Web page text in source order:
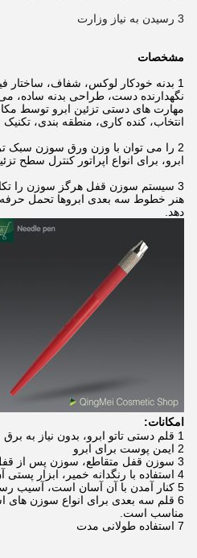
3 رسیدن به نیاز وزارت
مشخصات
1 بدنه خودکار لوکس، شفاف، ساختار
نگهدارنده دست، طراحی بدنه ساده، می
مهارت های دستی تزئین ابرو توسط
انتخاب، کنده کاری، منطقه بندی، تکنیک
2 را می توان با وزن ورق سوزن سبک
ابرو، برای انواع اپراتور کنترل سطح
3 سیستم سوزن قفل هرگز سوزن را
هنر خطوط سه بعدی ابروها تحمل
دهد.
امکانات:
1 قلم دستی تاتو ابرو، بدون نیاز به برق
2 ایمن پوست برای ابرو
3 سوزن قفل متقاطع، سوزن پس از قفل شدن تکان نمی خورد
4 استفاده با رنگدانه خمیر، ابزار پستی آن در عمل ابرو.
5 کنار آمدن با آن آسان است، آسیب رساندن به آن آسان نیست.
6 قلم سه بعدی برای انواع سوزن های
مناسب است.
7 استفاده طولانی مدت